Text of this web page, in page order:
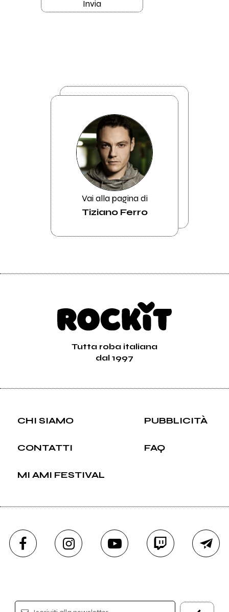
Invia
Vai alla pagina di
Tiziano Ferro
Tutta roba italiana
dal 1997
CHI SIAMO PUBBLICITÀ
CONTATTI FAQ
MI AMI FESTIVAL